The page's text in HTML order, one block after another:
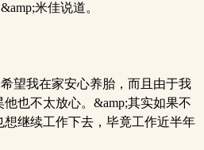
米佳说道。
望我在家安心养胎，而且由于我
也不太放心。&amp;其实如果不
继续工作下去，毕竟工作近半年